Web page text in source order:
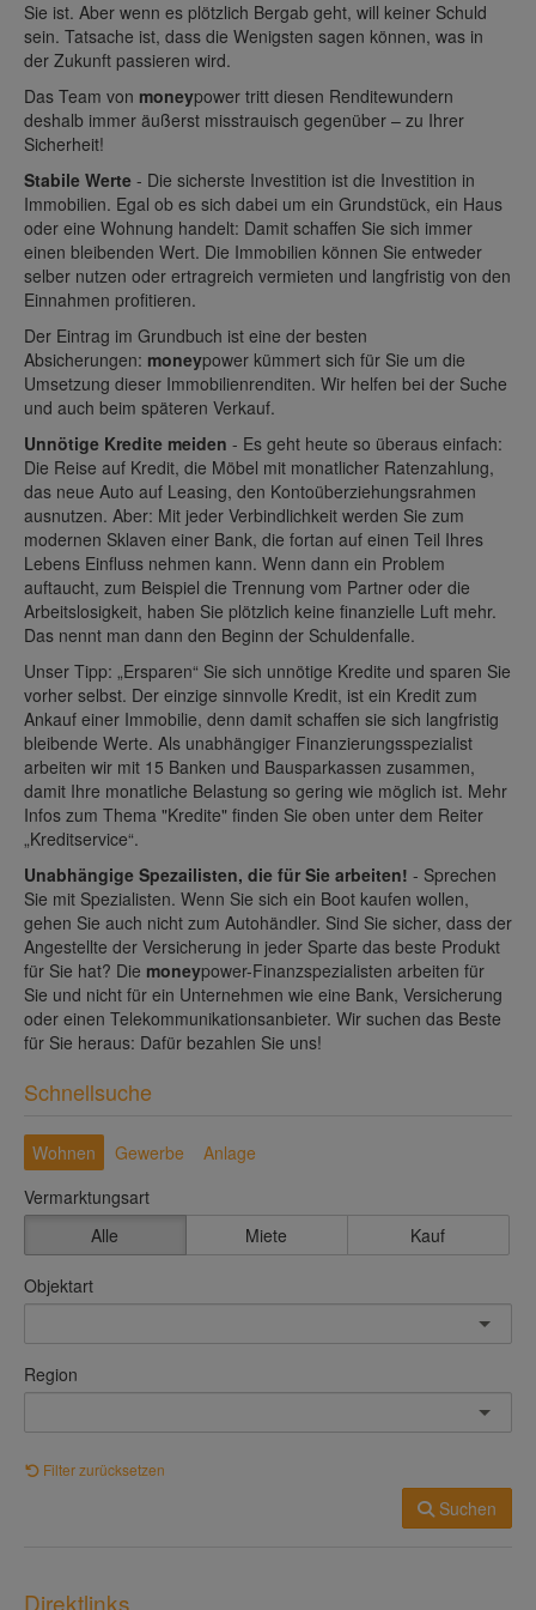
Sie ist. Aber wenn es plötzlich Bergab geht, will keiner Schuld
sein. Tatsache ist, dass die Wenigsten sagen können, was in
der Zukunft passieren wird.
Das Team von moneypower tritt diesen Renditewundern
deshalb immer äußerst misstrauisch gegenüber – zu Ihrer
Sicherheit!
Stabile Werte - Die sicherste Investition ist die Investition in
Immobilien. Egal ob es sich dabei um ein Grundstück, ein Haus
oder eine Wohnung handelt: Damit schaffen Sie sich immer
einen bleibenden Wert. Die Immobilien können Sie entweder
selber nutzen oder ertragreich vermieten und langfristig von den
Einnahmen profitieren.
Der Eintrag im Grundbuch ist eine der besten
Absicherungen: moneypower kümmert sich für Sie um die
Umsetzung dieser Immobilienrenditen. Wir helfen bei der Suche
und auch beim späteren Verkauf.
Unnötige Kredite meiden - Es geht heute so überaus einfach:
Die Reise auf Kredit, die Möbel mit monatlicher Ratenzahlung,
das neue Auto auf Leasing, den Kontoüberziehungsrahmen
ausnutzen. Aber: Mit jeder Verbindlichkeit werden Sie zum
modernen Sklaven einer Bank, die fortan auf einen Teil Ihres
Lebens Einfluss nehmen kann. Wenn dann ein Problem
auftaucht, zum Beispiel die Trennung vom Partner oder die
Arbeitslosigkeit, haben Sie plötzlich keine finanzielle Luft mehr.
Das nennt man dann den Beginn der Schuldenfalle.
Unser Tipp: „Ersparen“ Sie sich unnötige Kredite und sparen Sie
vorher selbst. Der einzige sinnvolle Kredit, ist ein Kredit zum
Ankauf einer Immobilie, denn damit schaffen sie sich langfristig
bleibende Werte. Als unabhängiger Finanzierungsspezialist
arbeiten wir mit 15 Banken und Bausparkassen zusammen,
damit Ihre monatliche Belastung so gering wie möglich ist. Mehr
Infos zum Thema "Kredite" finden Sie oben unter dem Reiter
„Kreditservice“.
Unabhängige Spezailisten, die für Sie arbeiten! - Sprechen
Sie mit Spezialisten. Wenn Sie sich ein Boot kaufen wollen,
gehen Sie auch nicht zum Autohändler. Sind Sie sicher, dass der
Angestellte der Versicherung in jeder Sparte das beste Produkt
für Sie hat? Die moneypower-Finanzspezialisten arbeiten für
Sie und nicht für ein Unternehmen wie eine Bank, Versicherung
oder einen Telekommunikationsanbieter. Wir suchen das Beste
für Sie heraus: Dafür bezahlen Sie uns!
Schnellsuche
Wohnen Gewerbe
Anlage
Vermarktungsart
Alle
Miete Kauf
Objektart
Region
Filter zurücksetzen
Suchen
Direktlinks